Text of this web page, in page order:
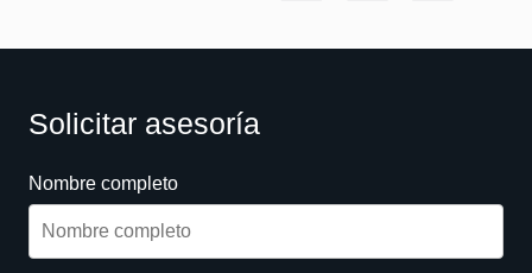
Solicitar asesoría
Nombre completo